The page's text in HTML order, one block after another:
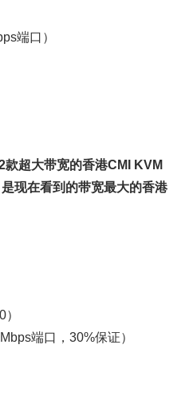
端口）
超大带宽的香港CMI KVM
现在看到的带宽最大的香港
端口，30%保证）